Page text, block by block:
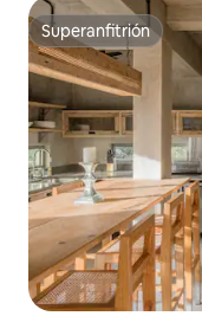
Superanfitrión
Superanfitrión